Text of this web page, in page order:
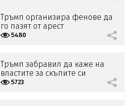
Тръмп организира фенове да
го пазят от арест
5480
Тръмп забравил да каже на
властите за скъпите си
подаръци
5723